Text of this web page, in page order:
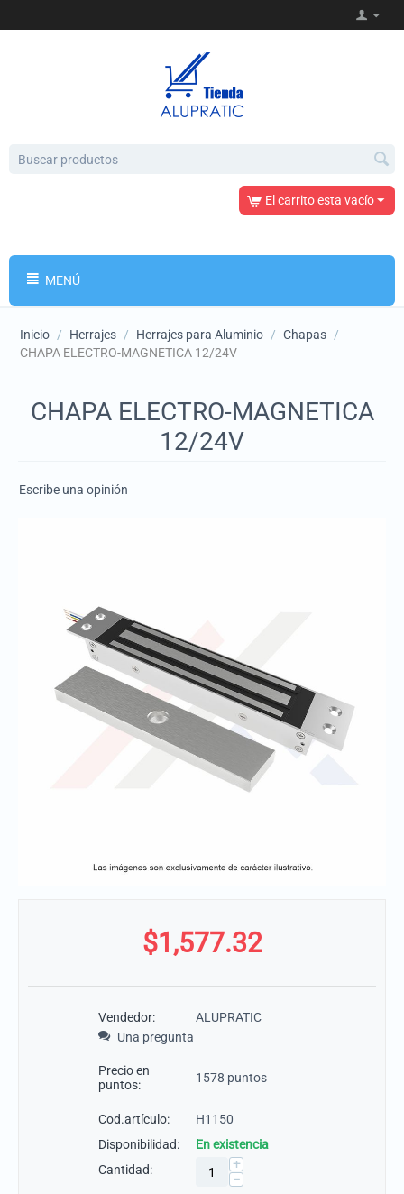
El carrito esta vacío
MENÚ
Inicio / Herrajes / Herrajes para Aluminio / Chapas /
CHAPA ELECTRO-MAGNETICA 12/24V
CHAPA ELECTRO-MAGNETICA
12/24V
Escribe una opinión
$1,577.32
Vendedor:
ALUPRATIC
Una pregunta
Precio en
puntos:
1578 puntos
Cod.artículo:
H1150
Disponibilidad:
En existencia
Cantidad:
+
−